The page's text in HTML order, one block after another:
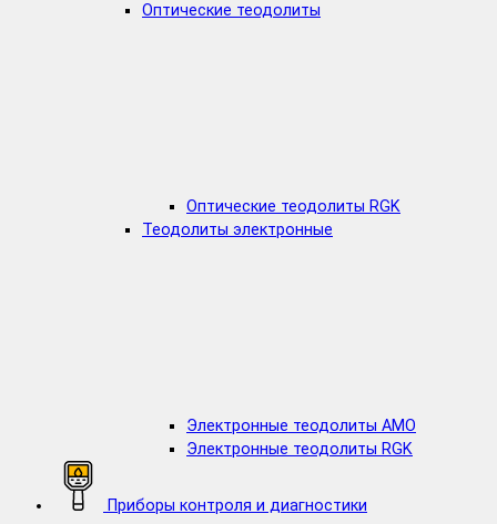
Оптические теодолиты
Оптические теодолиты RGK
Теодолиты электронные
Электронные теодолиты AMO
Электронные теодолиты RGK
Приборы контроля и диагностики